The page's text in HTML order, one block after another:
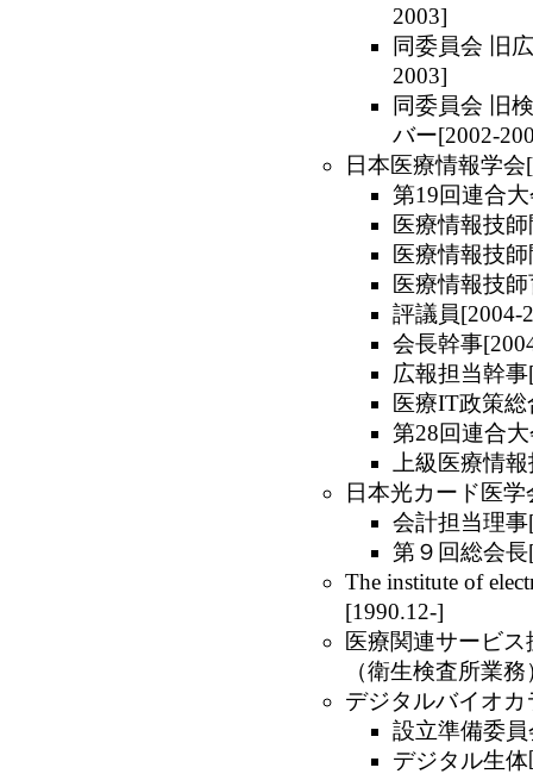
2003]
同委員会 旧
2003]
同委員会 旧
バー[2002-
日本医療情報学会
第19回連合
医療情報技
医療情報技
医療情報技
評議員[2004-
会長幹事
広報担当幹
医療IT政策
第28回連合
上級医療情
日本光カード医
会計担当理事
第９回総会長
The institute of
[1990.12-]
医療関連サービ
（衛生検査所業
デジタルバイオ
設立準備委
デジタル生